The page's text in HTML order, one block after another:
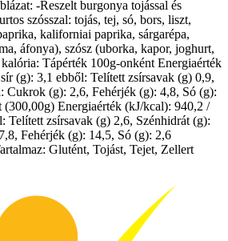
-Reszelt burgonya tojással és
szósszal: tojás, tej, só, bors, liszt,
kaliforniai paprika, sárgarépa,
áfonya), szósz (uborka, kapor, joghurt,
Tápérték 100g-onként Energiaérték
(g): 3,1 ebből: Telített zsírsavak (g) 0,9,
Cukrok (g): 2,6, Fehérjék (g): 4,8, Só (g):
(300,00g) Energiaérték (kJ/kcal): 940,2 /
Telített zsírsavak (g) 2,6, Szénhidrát (g):
Fehérjék (g): 14,5, Só (g): 2,6
Glutént, Tojást, Tejet, Zellert